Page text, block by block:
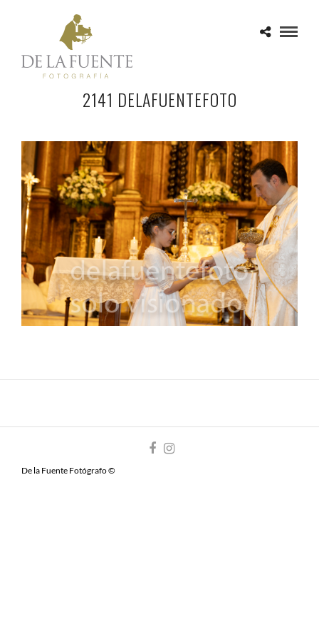
2141 DELAFUENTEFOTO
De la Fuente Fotógrafo ©